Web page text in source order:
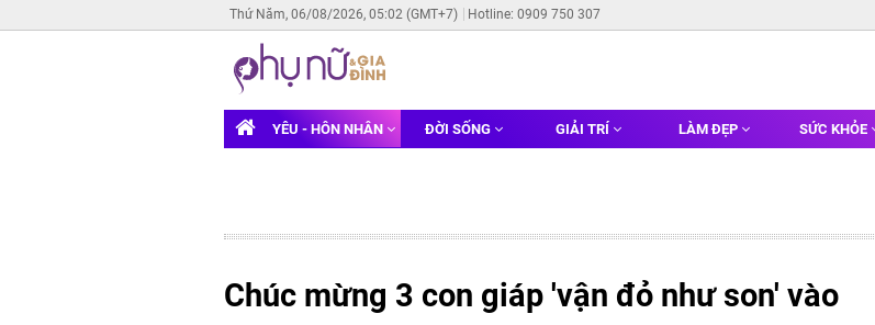
Thứ Năm, 06/08/2026, 05:02 (GMT+7) Hotline: 0909 750 307
YÊU - HÔN NHÂN ĐỜI SỐNG GIẢI TRÍ LÀM ĐẸP SỨC KHỎE
Chúc mừng 3 con giáp 'vận đỏ như son' vào